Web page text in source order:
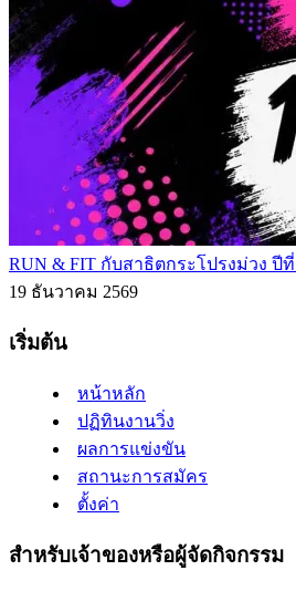
RUN & FIT กับสาธิตกระโปรงม่วง ปีที่
19 ธันวาคม 2569
เริ่มต้น
หน้าหลัก
ปฏิทินงานวิ่ง
ผลการแข่งขัน
สถานะการสมัคร
ตั้งค่า
สำหรับเจ้าของหรือผู้จัดกิจกรรม